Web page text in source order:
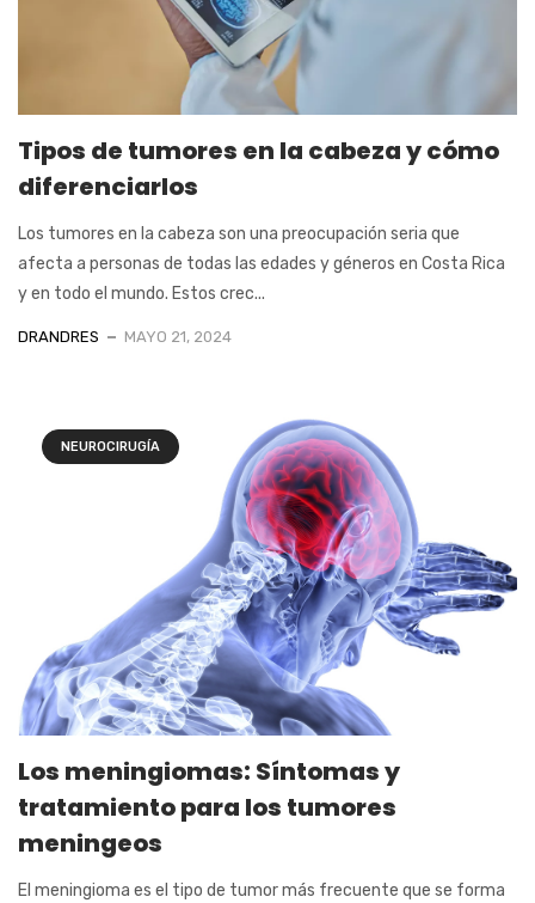
Tipos de tumores en la cabeza y cómo
diferenciarlos
Los tumores en la cabeza son una preocupación seria que
afecta a personas de todas las edades y géneros en Costa Rica
y en todo el mundo. Estos crec...
DRANDRES MAYO 21, 2024
NEUROCIRUGÍA
Los meningiomas: Síntomas y
tratamiento para los tumores
meningeos
El meningioma es el tipo de tumor más frecuente que se forma